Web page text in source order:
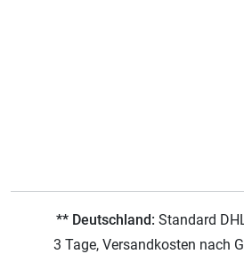
** Deutschland: Standard
3 Tage, Versandkosten nach